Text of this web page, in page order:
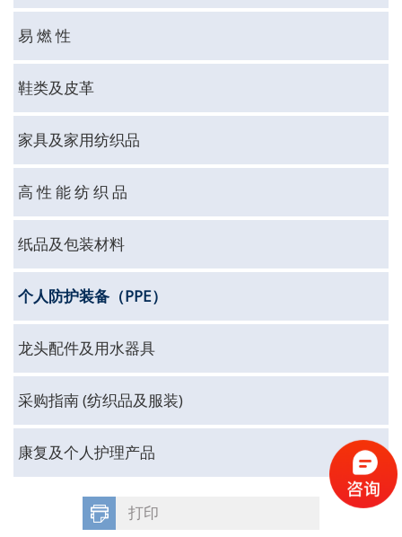
易 燃 性
鞋类及皮革
家具及家用纺织品
高 性 能 纺 织 品
纸品及包装材料
个人防护装备（PPE）
龙头配件及用水器具
采购指南 (纺织品及服装)
康复及个人护理产品
打印